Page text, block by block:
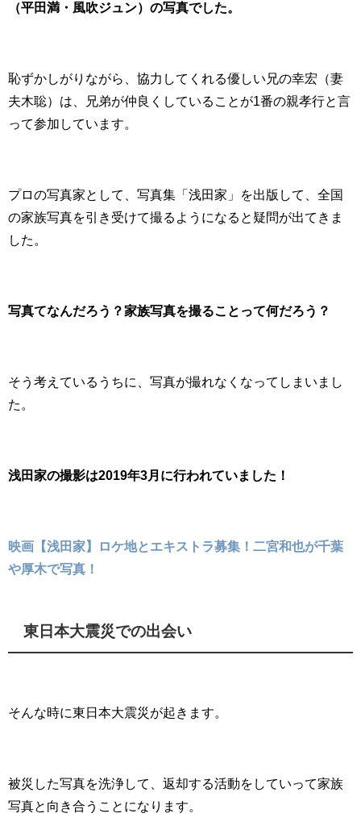
（平田満・風吹ジュン）の写真でした。
恥ずかしがりながら、協力してくれる優しい兄の幸宏（妻
夫木聡）は、兄弟が仲良くしていることが1番の親孝行と言
って参加しています。
プロの写真家として、写真集「浅田家」を出版して、全国
の家族写真を引き受けて撮るようになると疑問が出てきま
した。
写真てなんだろう？家族写真を撮ることって何だろう？
そう考えているうちに、写真が撮れなくなってしまいまし
た。
浅田家の撮影は2019年3月に行われていました！
映画【浅田家】ロケ地とエキストラ募集！二宮和也が千葉
や厚木で写真！
東日本大震災での出会い
そんな時に東日本大震災が起きます。
被災した写真を洗浄して、返却する活動をしていって家族
写真と向き合うことになります。